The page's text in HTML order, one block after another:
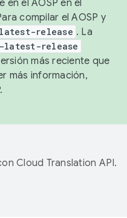
el AOSP en el
compilar el AOSP y
release . La
latest-release
más reciente que
más información,
.
Cloud Translation API.